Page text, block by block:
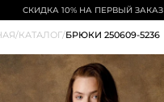
СКИДКА 10% НА ПЕРВЫЙ ЗАКАЗ
/КАТАЛОГ/БРЮКИ 250609-5236